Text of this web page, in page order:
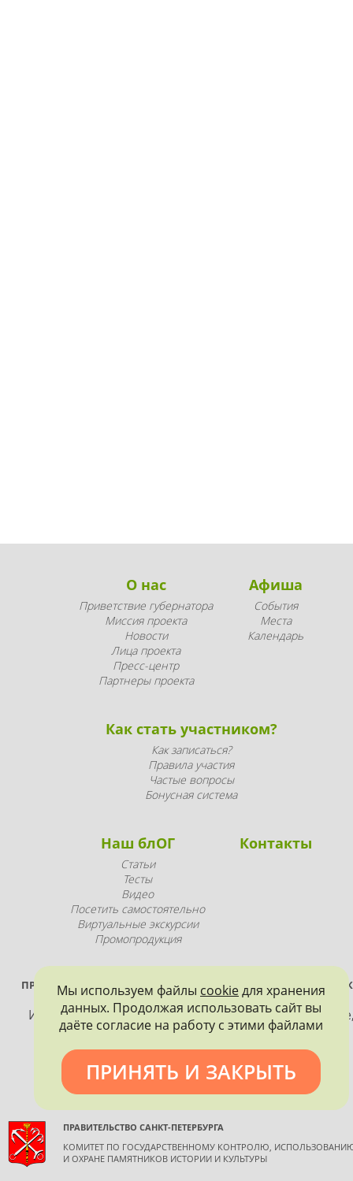
О нас
Приветствие губернатора
Миссия проекта
Новости
Лица проекта
Пресс-центр
Партнеры проекта
Афиша
События
Места
Календарь
Как стать участником?
Как записаться?
Правила участия
Частые вопросы
Бонусная система
Наш блОГ
Статьи
Тесты
Видео
Посетить самостоятельно
Виртуальные экскурсии
Промопродукция
Контакты
ПРОЕКТ РЕАЛИЗУЕТСЯ ПРИ ПОДДЕРЖКЕ ПРАВИТЕЛЬСТВА
ПЕТЕРБУРГА
Использование материалов, размещенных на
допускается только с согласия правообладателя и
обязательной ссылкой на источник информации.
ПРАВИТЕЛЬСТВО САНКТ-ПЕТЕРБУРГА
КОМИТЕТ ПО ГОСУДАРСТВЕННОМУ КОНТРОЛЮ,
И ОХРАНЕ ПАМЯТНИКОВ ИСТОРИИ И КУЛЬТУРЫ
Мы используем файлы cookieдля хранения
данных. Продолжая использовать сайт вы
даёте согласие на работу с этими файлами
ПРИНЯТЬ И ЗАКРЫТЬ